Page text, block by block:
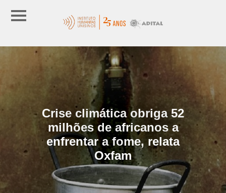
Crise climática obriga 52
milhões de africanos a
enfrentar a fome, relata
Oxfam